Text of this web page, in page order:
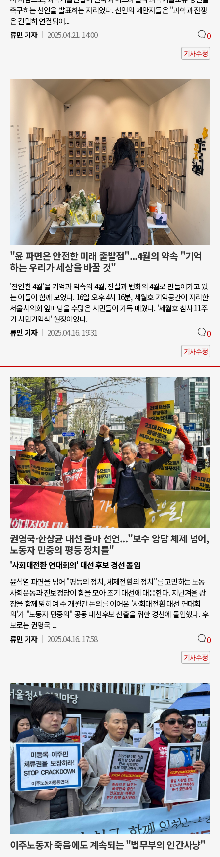
촉구하는 선언을 발표하는 자리였다. 선언의 제안자들은 "과학과 전쟁
은 긴밀히 연결되어...
류민 기자
2025.04.21. 14:00 0
기사수정
"윤 파면은 안전한 미래 출발점"...4월의 약속 "기억
하는 우리가 세상을 바꿀 것"
'잔인한 4월'을 기억과 약속의 4월, 진실과 변화의 4월로 만들어가고 있
는 이들이 함께 모였다. 16일 오후 4시 16분, 세월호 기억공간이 자리한
서울시의회 앞마당을 수많은 시민들이 가득 메웠다. '세월호 참사 11주
기 시민기억식' 현장이었다.
류민 기자
2025.04.16. 19:31 0
기사수정
권영국·한상균 대선 출마 선언..."보수 양당 체제 넘어,
노동자 민중의 평등 정치를"
'사회대전환 연대회의' 대선 후보 경선 돌입
윤석열 파면을 넘어 "평등의 정치, 체제전환의 정치"를 고민하는 노동
사회운동과 진보정당이 힘을 모아 조기 대선에 대응한다. 지난겨울 광
장을 함께 밝히며 수 개월간 논의를 이어온 '사회대전환 대선 연대회
의'가 "노동자 민중의" 공동 대선후보 선출을 위한 경선에 돌입했다. 후
보로는 권영국 ...
류민 기자
2025.04.16. 17:58 0
기사수정
이주노동자 죽음에도 계속되는 "법무부의 인간사냥"